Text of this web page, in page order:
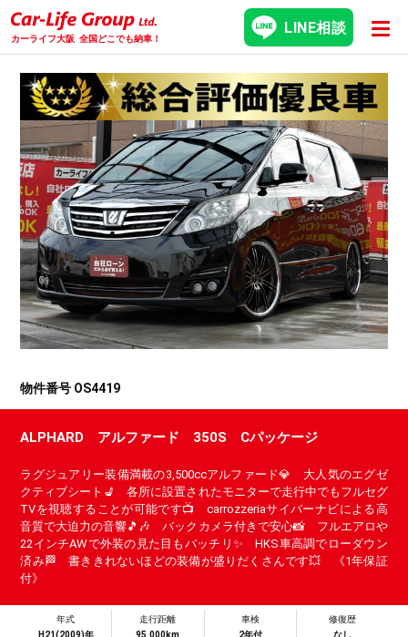
カーライフ大阪 全国どこでも納車！
LINE相談
物件番号 OS4419
ALPHARD アルファード 350S Cパッケージ
ラグジュアリー装備満載の3,500ccアルファード💎 大人気のエグゼ
クティブシート💺 各所に設置されたモニターで走行中でもフルセグ
TVを視聴することが可能です📺 carrozzeriaサイバーナビによる高
音質で大迫力の音響🎵🎶 バックカメラ付きで安心📸 フルエアロや
22インチAWで外装の見た目もバッチリ✨ HKS車高調でローダウン
済み🏁 書ききれないほどの装備が盛りだくさんです💥 《1年保証
付》
年式
H21(2009)年
走行距離
95,000km
車検
2年付
修復歴
なし